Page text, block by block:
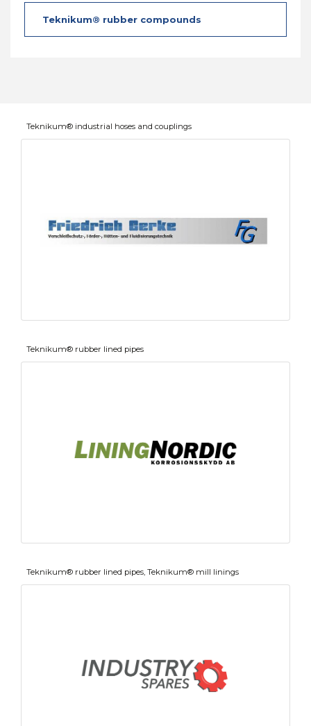
Teknikum® rubber compounds
Teknikum® industrial hoses and couplings
Teknikum® rubber lined pipes
Teknikum® rubber lined pipes, Teknikum® mill linings